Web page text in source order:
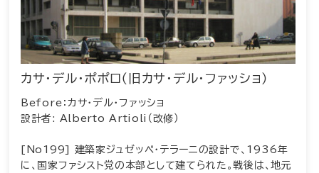
カサ･デル･ポポロ（旧カサ･デル･ファッショ）
Before：カサ･デル･ファッショ
設計者: Alberto Artioli（改修）
[No199] 建築家ジュゼッペ・テラーニの設計で、1936年
に、国家ファシスト党の本部として建てられた。戦後は、地元